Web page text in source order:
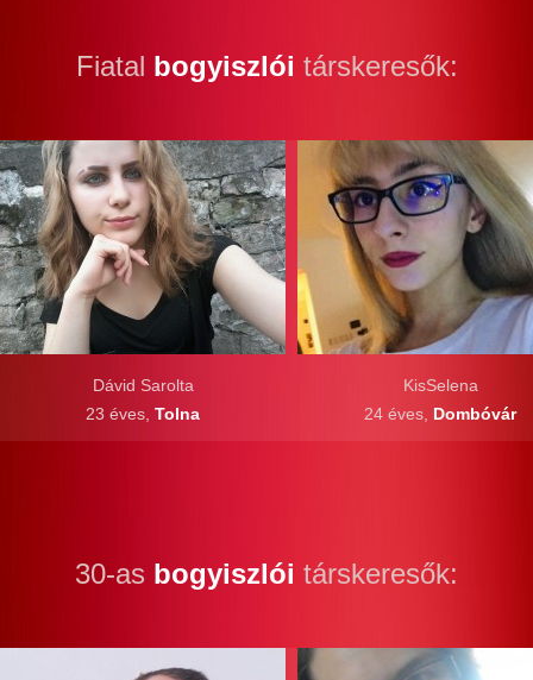
Fiatal bogyiszlói társkeresők:
Dávid Sarolta
23 éves, Tolna
KisSelena
24 éves, Dombóvár
30-as bogyiszlói társkeresők: